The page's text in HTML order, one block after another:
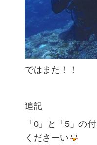
ではまた！！
追記
「0」と「5」の
くださーい